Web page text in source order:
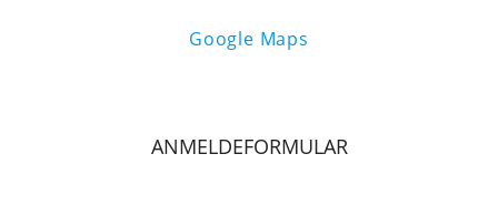
Google Maps
ANMELDEFORMULAR